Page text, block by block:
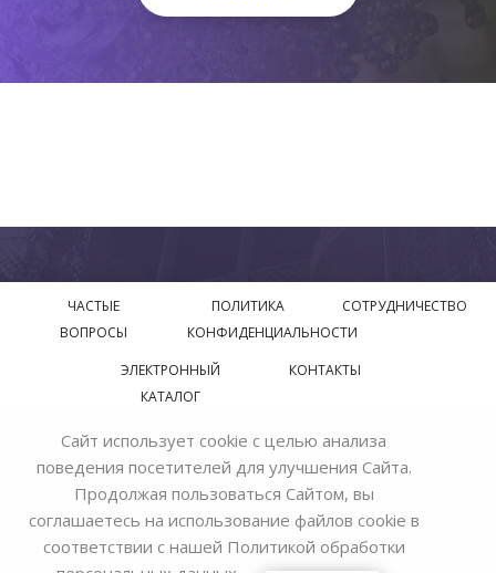
ЧАСТЫЕ
ВОПРОСЫ
ПОЛИТИКА
КОНФИДЕНЦИАЛЬНОСТИ
СОТРУДНИЧЕСТВО
ЭЛЕКТРОННЫЙ
КАТАЛОГ
КОНТАКТЫ
© 2018—2026 Официальный сайт завода производителя
Bohemia Ivele Crystal
Сайт использует cookie с целью анализа
поведения посетителей для улучшения Сайта.
Продолжая пользоваться Сайтом, вы
соглашаетесь на использование файлов cookie в
соответствии с нашей Политикой обработки